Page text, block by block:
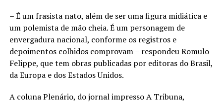
– É um frasista nato, além de ser uma figura midiática e
um polemista de mão cheia. É um personagem de
envergadura nacional, conforme os registros e
depoimentos colhidos comprovam – respondeu Romulo
Felippe, que tem obras publicadas por editoras do Brasil,
da Europa e dos Estados Unidos.
A coluna Plenário, do jornal impresso A Tribuna,